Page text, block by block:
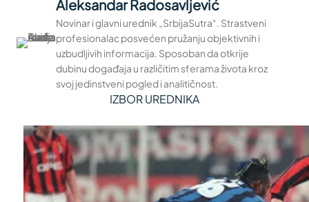
Aleksandar Radosavljević
Novinar i glavni urednik „SrbijaSutra“. Strastveni
profesionalac posvećen pružanju objektivnih i
uzbudljivih informacija. Sposoban da otkrije
dubinu događaja u različitim sferama života kroz
svoj jedinstveni pogled i analitičnost.
IZBOR UREDNIKA